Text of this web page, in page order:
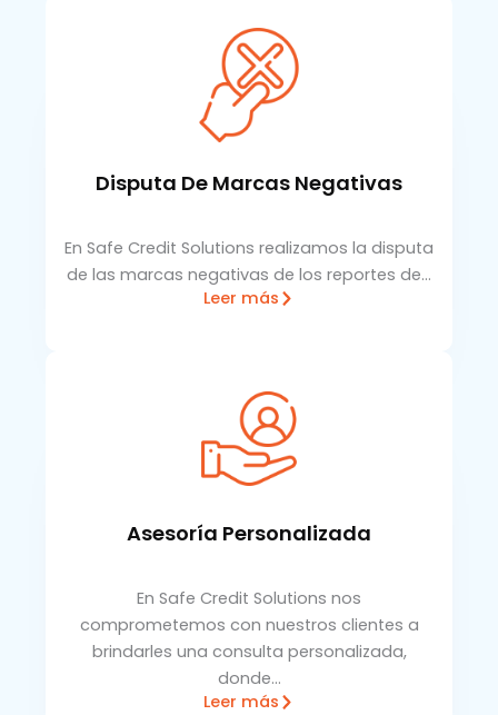
Disputa De Marcas Negativas
En Safe Credit Solutions realizamos la disputa
de las marcas negativas de los reportes de…
Leer más
Asesoría Personalizada
En Safe Credit Solutions nos
comprometemos con nuestros clientes a
brindarles una consulta personalizada,
donde…
Leer más